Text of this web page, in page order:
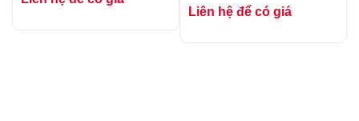
Liên hệ để có giá